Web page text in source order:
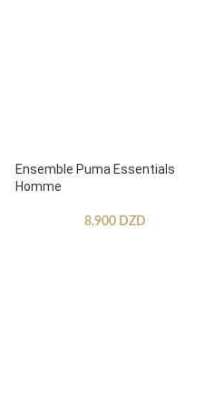
Ensemble Puma Essentials
Homme
8,900 DZD